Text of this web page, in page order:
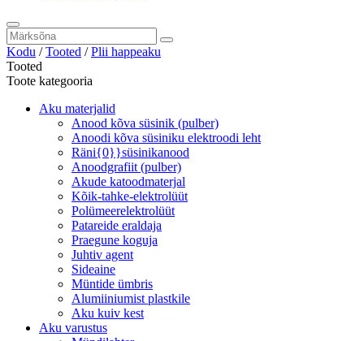
Kodu /Tooted /Plii happeaku
Tooted
Toote kategooria
Aku materjalid
Anood kõva süsinik (pulber)
Anoodi kõva süsiniku elektroodi leht
Räni{0}}süsinikanood
Anoodgrafiit (pulber)
Akude katoodmaterjal
Kõik-tahke-elektrolüüt
Polümeerelektrolüüt
Patareide eraldaja
Praegune koguja
Juhtiv agent
Sideaine
Müntide ümbris
Alumiiniumist plastkile
Aku kuiv kest
Aku varustus